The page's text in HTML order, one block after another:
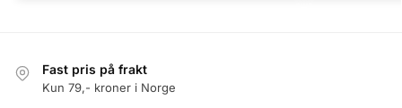
Fast pris på frakt
Kun 79,- kroner i Norge